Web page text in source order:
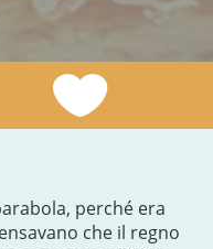
perché era
che il regno